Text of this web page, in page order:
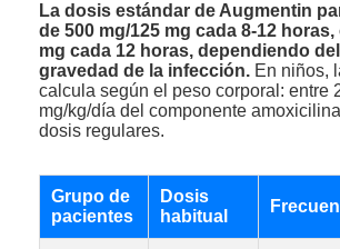
La dosis estándar de Augmentin
de 500 mg/125 mg cada 8-12 horas,
mg cada 12 horas, dependiendo
gravedad de la infección. En niños,
calcula según el peso corporal: entre
mg/kg/día del componente
dosis regulares.
Grupo de
pacientes
Dosis
habitual